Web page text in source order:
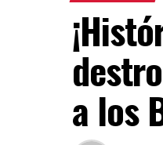
a los